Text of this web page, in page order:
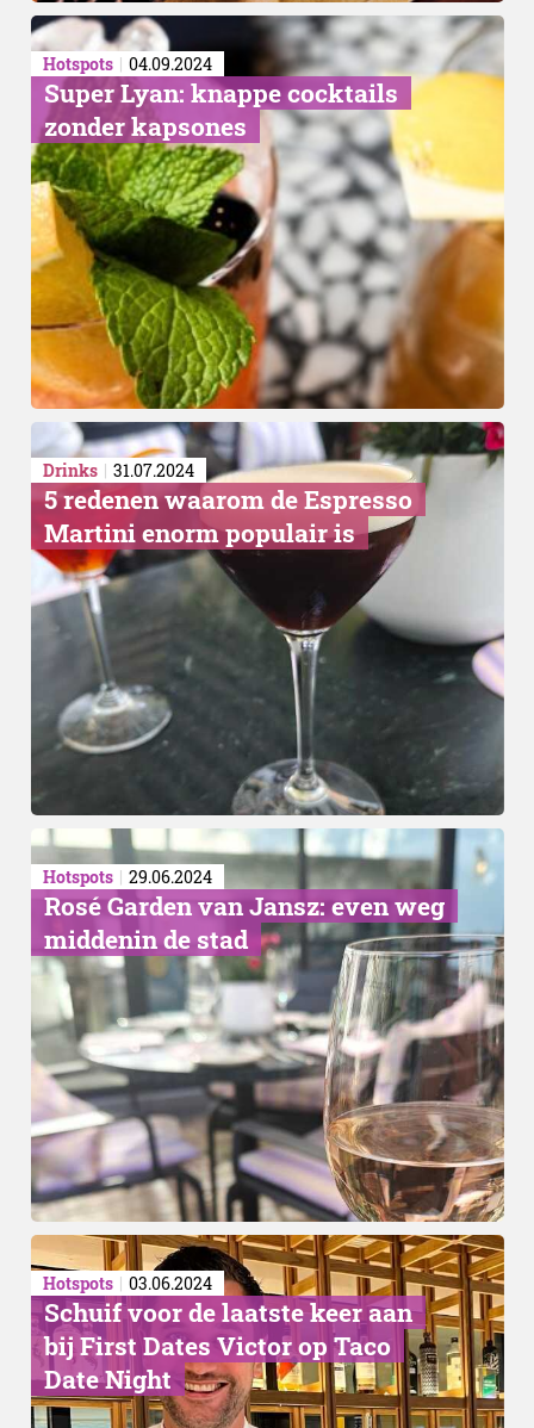
Hotspots 04.09.2024
Super Lyan: knappe cocktails
zonder kapsones
Drinks 31.07.2024
​5 redenen waarom de Espresso
Martini enorm populair is
Hotspots 29.06.2024
​Rosé Garden van Jansz: even weg
middenin de stad
Hotspots 03.06.2024
Schuif voor de laatste keer aan
bij First Dates Victor op Taco
Date Night